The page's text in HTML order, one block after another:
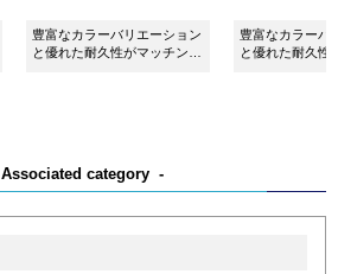
豊富なカラーバリエーション
と優れた耐久性がマッチング
豊富なカラーバ
と優れた耐久性
Associated category